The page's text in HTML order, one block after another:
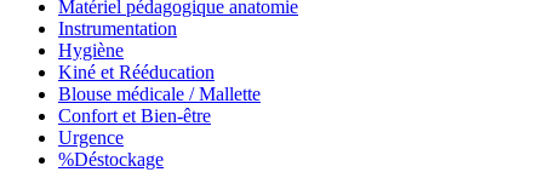
Matériel pédagogique anatomie
Instrumentation
Hygiène
Kiné et Rééducation
Blouse médicale / Mallette
Confort et Bien-être
Urgence
%Déstockage